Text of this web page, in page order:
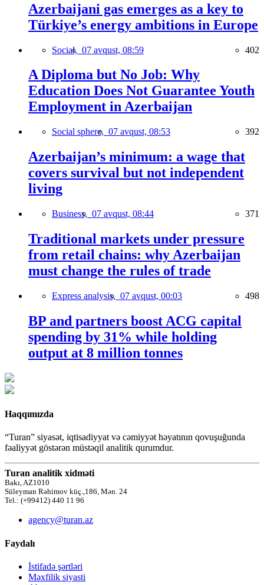
Azerbaijani gas emerges as a key to
Türkiye’s energy ambitions in Europe
Social, 07 avqust, 08:59 402
A Diploma but No Job: Why
Education Does Not Guarantee Youth
Employment in Azerbaijan
Social sphere, 07 avqust, 08:53 392
Azerbaijan’s minimum: a wage that
covers survival but not independent
living
Business, 07 avqust, 08:44 371
Traditional markets under pressure
from retail chains: why Azerbaijan
must change the rules of trade
Express analysis, 07 avqust, 00:03 498
BP and partners boost ACG capital
spending by 31% while holding
output at 8 million tonnes
Haqqımızda
“Turan” siyasət, iqtisadiyyat və cəmiyyət həyatının qovuşuğunda
fəaliyyət göstərən müstəqil analitik qurumdur.
Turan analitik xidməti
Bakı, AZ1010
Süleyman Rəhimov küç.,186, Mən. 24
Tel.: (+99412) 440 11 96
agency@turan.az
Faydalı
İstifadə şərtləri
Məxfilik siyasti